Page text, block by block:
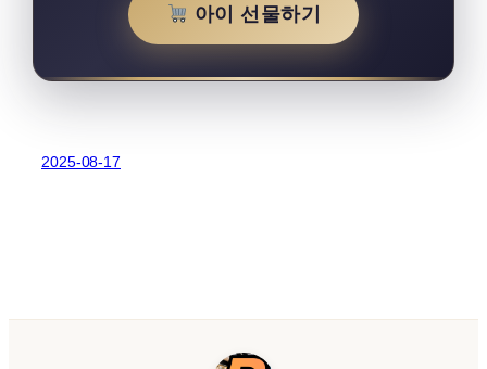
아이 선물하기
2025-08-17